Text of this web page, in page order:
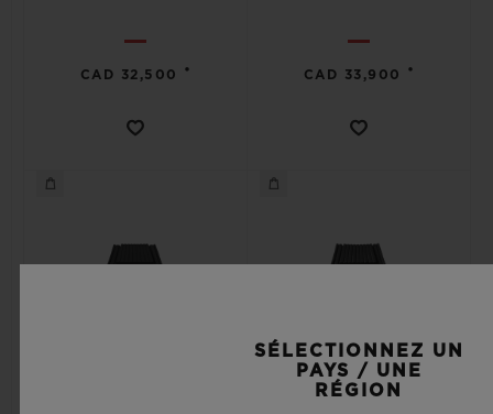
CAD 32,500 • CAD 33,900 •
SÉLECTIONNEZ UN
PAYS / UNE
RÉGION